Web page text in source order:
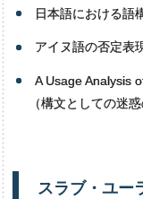
日本語における
アイヌ語の否定表
A Usage Analysis
（構文としての迷
スラブ・ ユー